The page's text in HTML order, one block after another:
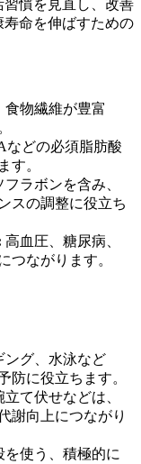
慣を見直し、改善
寿命を伸ばすための
食物繊維が豊富
などの必須脂肪酸
す。
ラボンを含み、
スの調整に役立ち
高血圧、糖尿病、
つながります。
ング、水泳など
防に役立ちます。
て伏せなどは、
謝向上につながり
を使う、積極的に